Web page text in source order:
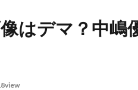
はデマ？中嶋